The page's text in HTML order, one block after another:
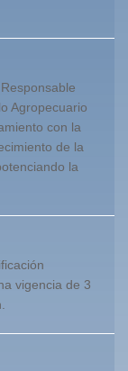
Agropecuario
con la
de la
la
vigencia de 3